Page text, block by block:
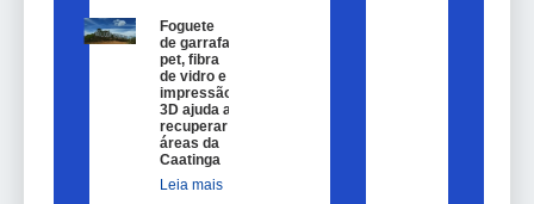
Foguete
de garrafa
pet, fibra
de vidro e
impressão
3D ajuda a
recuperar
áreas da
Caatinga
Leia mais